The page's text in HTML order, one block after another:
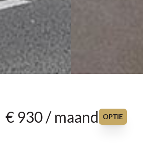
€ 930 / maand OPTIE